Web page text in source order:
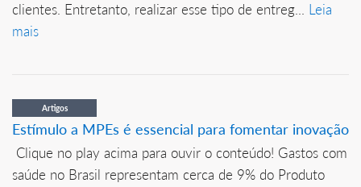
clientes. Entretanto, realizar esse tipo de entreg... Leia
mais
Artigos
Estímulo a MPEs é essencial para fomentar inovação
Clique no play acima para ouvir o conteúdo! Gastos com
saúde no Brasil representam cerca de 9% do Produto